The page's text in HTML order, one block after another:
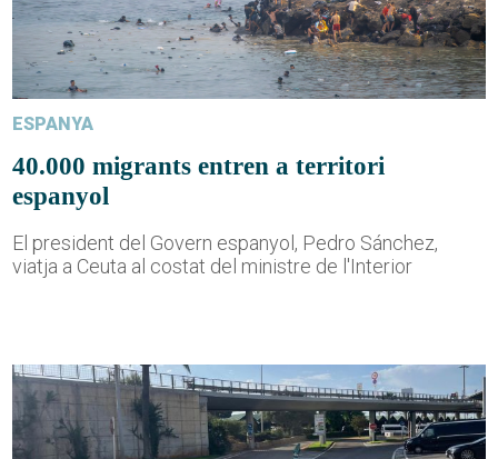
ESPANYA
40.000 migrants entren a territori
espanyol
El president del Govern espanyol, Pedro Sánchez,
viatja a Ceuta al costat del ministre de l'Interior